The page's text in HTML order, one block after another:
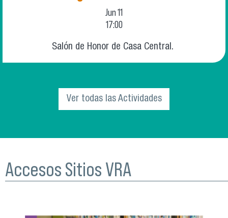
Jun11
17:00
Salón de Honor de Casa Central.
Ver todas las Actividades
Accesos Sitios VRA